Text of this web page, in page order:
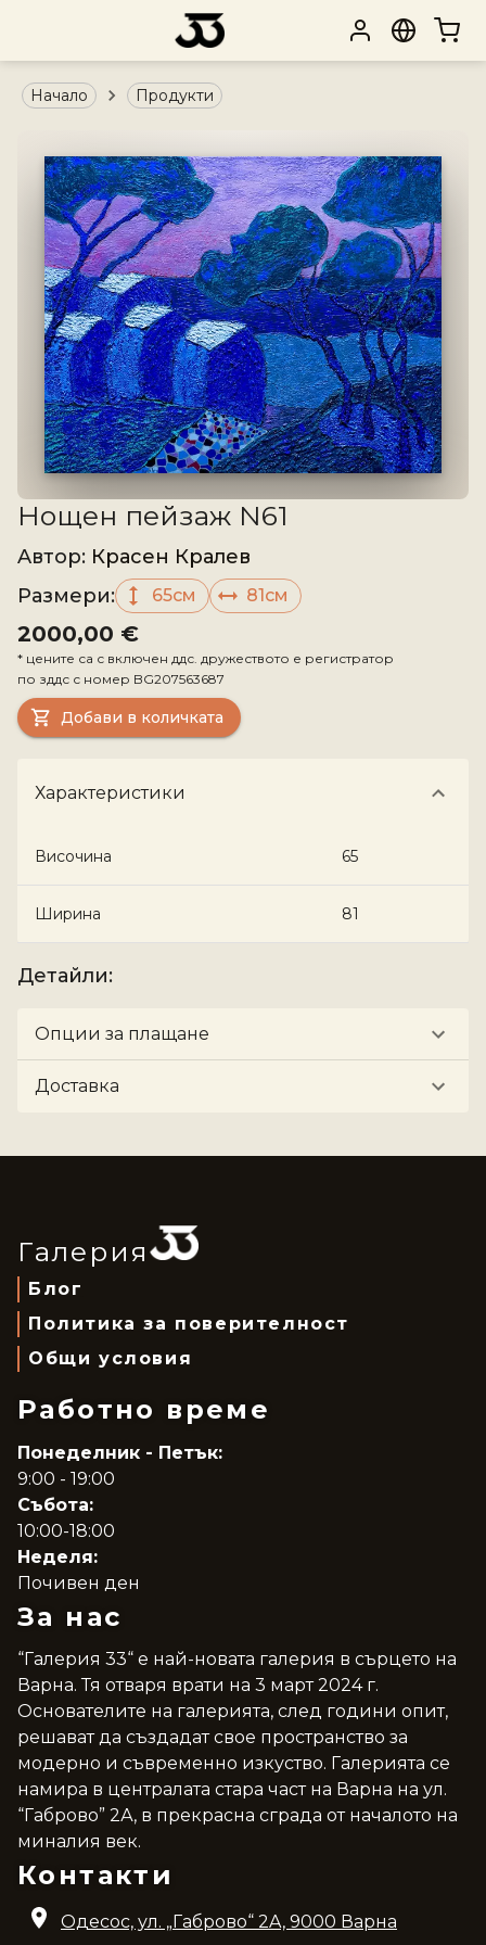
Начало Продукти
Нощен пейзаж N61
Aвтор: Красен Кралев
Размери: 65см 81см
2000,00 €
* цените са с включен ддс. дружеството е регистратор
по зддс с номер BG207563687
Добави в количката
Характеристики
Височина 65
Ширина 81
Детайли:
Опции за плащане
Доставка
Галерия
Блог
Политика за поверителност
Общи условия
Работно време
Понеделник - Петък:
9:00 - 19:00
Събота:
10:00-18:00
Неделя:
Почивен ден
За нас
“Галерия 33“ е най-новата галерия в сърцето на
Варна. Тя отваря врати на 3 март 2024 г.
Основателите на галерията, след години опит,
решават да създадат свое пространство за
модерно и съвременно изкуство. Галерията се
намира в централата стара част на Варна на ул.
“Габрово” 2А, в прекрасна сграда от началото на
миналия век.
Контакти
Одесос, ул. „Габрово“ 2A, 9000 Варна